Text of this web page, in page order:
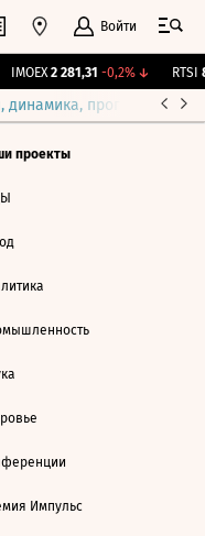
Войти
IMOEX 2 281,31 -0,2%↓ RTSI
прогнозы
проекты
Импульс